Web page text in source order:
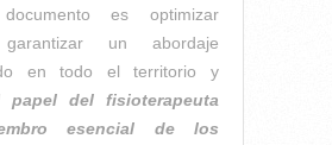
es optimizar
garantizar un abordaje
en todo el territorio y
papel del fisioterapeuta
esencial de los